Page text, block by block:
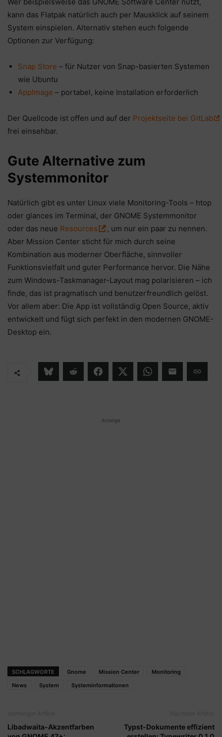
kann das Flatpak natürlich auch per Mausklick auf seinem
System einspielen. Alternativ stehen euch folgende
Optionen zur Verfügung:
Snap Store – für Nutzer von Snap-basierten Systemen
wie Ubuntu
AppImage – portabel, keine Installation erforderlich
Der Quellcode ist offen und auf der Projektseite bei GitLab
frei einsehbar.
Gute Alternative zum
Systemmonitor
Natürlich gibt es unter Linux viele Monitoring-Tools – htop
oder glances im Terminal, der GNOME Systemmonitor
oder das neue Resources
, um nur ein paar zu nennen.
Aber Mission Center sticht für mich durch seine
Kombination aus moderner Oberfläche, sinnvoller
Funktionsvielfalt und guter Performance hervor. Die Nähe
zum Windows-Taskmanager-Layout mag polarisieren – ich
finde, das ist pragmatisch und benutzerfreundlich gelöst.
Vor allem aber: Die App ist vollständig Open Source, aktiv
entwickelt und fügt sich perfekt in den modernen GNOME-
Desktop ein.
Anzeige
SCHLAGWORTE Gnome Mission Center
Monitoring
News
System Systeminformationen
Libadwaita-Akzentfarben
Typst-Dokumente effizient